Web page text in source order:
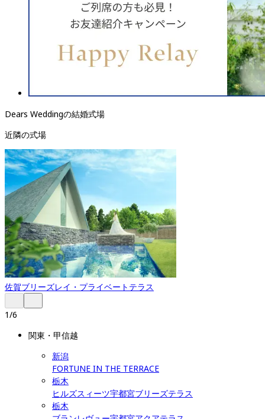
Dears Weddingの結婚式場
近隣の式場
佐賀ブリーズレイ・プライベートテラス
1/6
関東・甲信越
新潟
FORTUNE IN THE TERRACE
栃木
ヒルズスィーツ宇都宮ブリーズテラス
栃木